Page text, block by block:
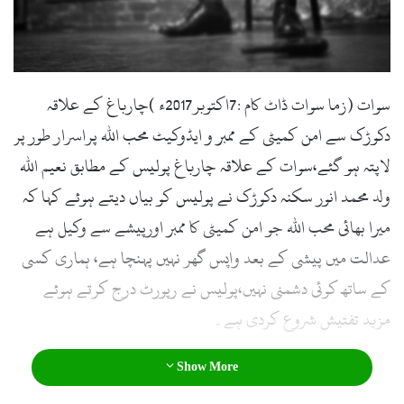
l
سوات (زما سوات ڈاٹ کام :7اکتوبر2017ء )چارباغ کے علاقہ
دکوڑک سے امن کمیٹی کے ممبر و ایڈوکیٹ محب اللہ پراسرار طور پر
لاپتہ ہو گئے،سوات کے علاقہ چارباغ پولیس کے مطابق نعیم اللہ
ولد محمد انور سکنہ دکوڑک نے پولیس کو بیاں دیتے ہوئے کہا کہ
میرا بھائی محب اللہ جو امن کمیٹی کا ممبر اورپیشے سے وکیل ہے
عدالت میں پیشی کے بعد واپس گھر نہیں پہنچا ہے، ہماری کسی
کے ساتھ کوئی دشمنی نہیں،پولیس نے رپورٹ درج کرتے ہوئے
مزید تفتیش شروع کردی ہے۔
Show More